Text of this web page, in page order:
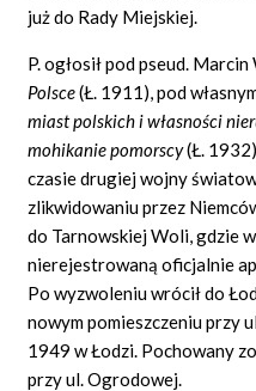
już do Rady Miejskiej.
P. ogłosił pod pseud.
Polsce(Ł. 1911), pod
miast polskich i własności
mohikanie pomorscy(Ł.
czasie drugiej wojny
zlikwidowaniu przez
do Tarnowskiej Woli, gdzie
nierejestrowaną oficjalnie
Po wyzwoleniu wrócił do
nowym pomieszczeniu przy
1949 w Łodzi. Pochowany
przy ul. Ogrodowej.